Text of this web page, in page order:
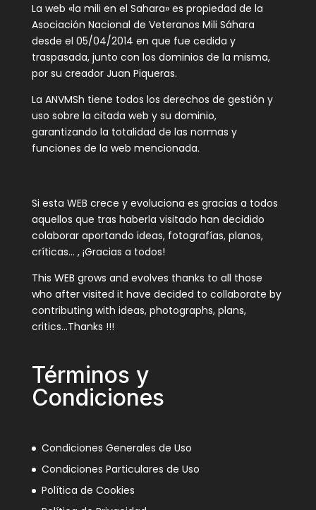
La web «la mili en el Sahara» es propiedad de la
Asociación Nacional de Veteranos Mili Sáhara
desde el 05/04/2014 en que fue cedida y
traspasada, junto con los dominios de la misma,
por su creador Juan Piqueras.
La ANVMSh tiene todos los derechos de gestión y
uso sobre la citada web y su dominio,
garantizando la totalidad de las normas y
funciones de la web mencionada.
Si esta WEB crece y evoluciona es gracias a todos
aquellos que tras haberla visitado han decidido
colaborar aportando ideas, fotografías, planos,
críticas… , ¡Gracias a todos!
This WEB grows and evolves thanks to all those
who after visited it have decided to collaborate by
contributing with ideas, photographs, plans,
critics…Thanks !!!
Términos y
Condiciones
Condiciones Generales de Uso
Condiciones Particulares de Uso
Política de Cookies